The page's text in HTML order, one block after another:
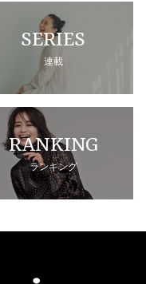
SERIES
連載
RANKING
ランキング